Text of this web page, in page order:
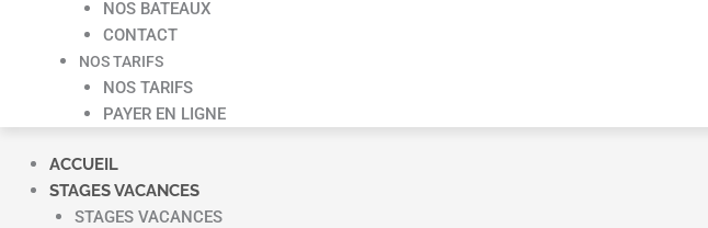
NOS BATEAUX
CONTACT
NOS TARIFS
NOS TARIFS
PAYER EN LIGNE
ACCUEIL
STAGES VACANCES
STAGES VACANCES